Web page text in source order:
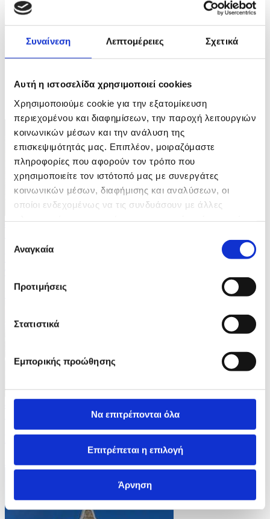
Συναίνεση Λεπτομέρειες Σχετικά
Αυτή η ιστοσελίδα χρησιμοποιεί cookies
Χρησιμοποιούμε cookie για την εξατομίκευση
περιεχομένου και διαφημίσεων, την παροχή λειτουργιών
κοινωνικών μέσων και την ανάλυση της
επισκεψιμότητάς μας. Επιπλέον, μοιραζόμαστε
πληροφορίες που αφορούν τον τρόπο που
χρησιμοποιείτε τον ιστότοπό μας με συνεργάτες
κοινωνικών μέσων, διαφήμισης και αναλύσεων, οι
οποίοι ενδεχομένως να τις συνδυάσουν με άλλες
των υπηρεσιών τους.
συγκατάθεσης
Αναγκαία
Προτιμήσεις
Στατιστικά
Εμπορικής προώθησης
Να επιτρέπονται όλα
Επιτρέπεται η επιλογή
Άρνηση
2024. EPA/ELISABETTA BARACCHI
4 / 4
ΦΩΤΟ
4 Φωτογραφίες
Ρωσικά πλήγματα στην Ουκρανία με πολλούς
ID: 10601949
4 Φωτογραφίες
Νεκροί από φωτιά σε κλαμπ στην Μπανγκοκ
ID: 10601916